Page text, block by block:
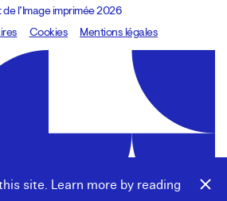
site. Learn more by reading
l’Image imprimée 2026
, code:8080.studio
Cookies Mentions légales